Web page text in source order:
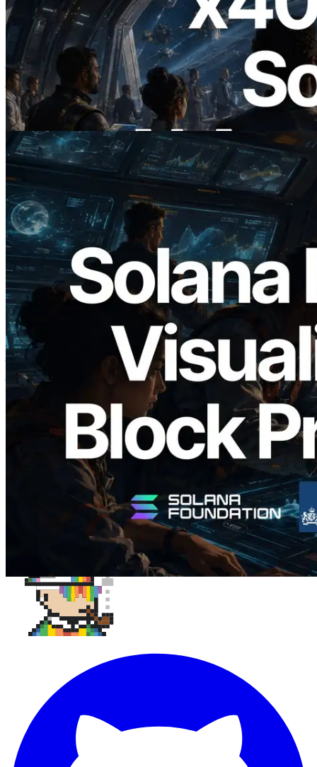
2026.07.04
ERPC ने x402 समर्थित Solana RPC लॉन्च
किया — AI एजेंट अब जरूरत के API के लिए ऑन-
डिमांड भुगतान कर सकते हैं
यह लेख पढ़ें
2026.05.24
Validators Solutions ने Solana Block
Analyzer लॉन्च किया — प्रति-slot ब्लॉक
उत्पादन समय और नियुक्त वैलिडेटर का
विज़ुअलाइज़ेशन